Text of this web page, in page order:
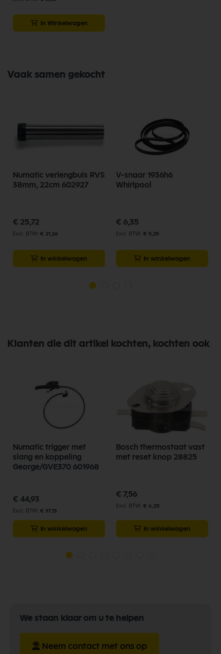
In Winkelwagen
Vaak samen gekocht
Numatic verlengbuis RVS
38mm, 22cm 602927
€ 25,72
€ 21,26
In winkelwagen
V-snaar 1936h6
Whirlpool
€ 6,35
€ 5,25
In winkelwagen
Klanten die dit artikel kochten, kochten ook
Numatic trigger met
slang en koppeling
George/GVE370 601968
€ 44,93
€ 37,13
In winkelwagen
Bosch thermostaat vast
met reset knop 28825
€ 7,56
€ 6,25
In winkelwagen
We staan klaar om u te helpen
Neem contact met ons op